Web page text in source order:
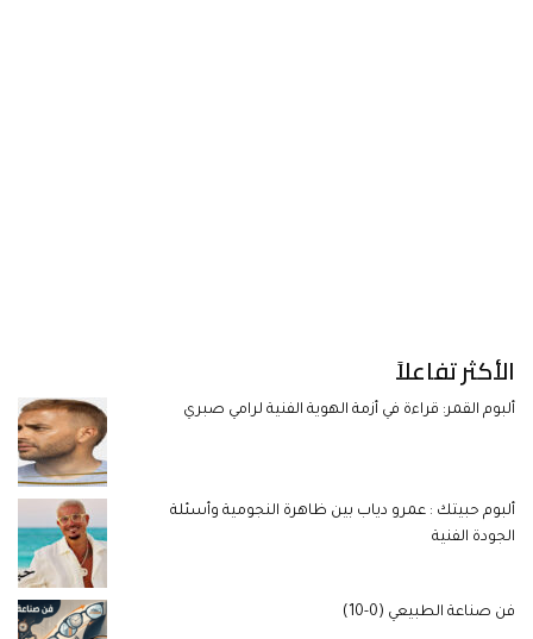
الأكثر تفاعلاً
ألبوم القمر: قراءة في أزمة الهوية الفنية لرامي صبري
ألبوم حبيتك : عمرو دياب بين ظاهرة النجومية وأسئلة
الجودة الفنية
فن صناعة الطبيعي (0-10)